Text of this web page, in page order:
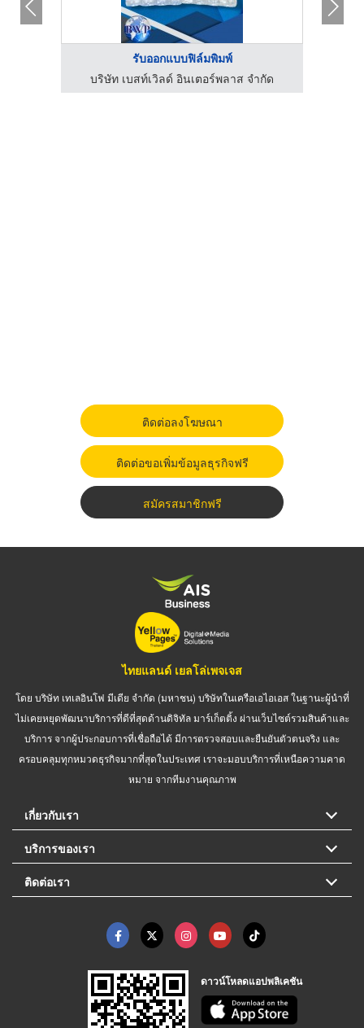
รับออกแบบฟิล์มพิมพ์
บริษัท เบสท์เวิลด์ อินเตอร์พลาส จํากัด
ติดต่อลงโฆษณา
ติดต่อขอเพิ่มข้อมูลธุรกิจฟรี
สมัครสมาชิกฟรี
ไทยแลนด์ เยลโล่เพจเจส
โดย บริษัท เทเลอินโฟ มีเดีย จำกัด (มหาชน) บริษัทในเครือเอไอเอส ในฐานะผู้นำที่
ไม่เคยหยุดพัฒนาบริการที่ดีที่สุดด้านดิจิทัล มาร์เก็ตติ้ง ผ่านเว็บไซต์รวมสินค้าและ
บริการ จากผู้ประกอบการที่เชื่อถือได้ มีการตรวจสอบและยืนยันตัวตนจริง และ
ครอบคลุมทุกหมวดธุรกิจมากที่สุดในประเทศ เราจะมอบบริการที่เหนือความคาด
หมาย จากทีมงานคุณภาพ
เกี่ยวกับเรา
บริการของเรา
ติดต่อเรา
ดาวน์โหลดแอปพลิเคชัน